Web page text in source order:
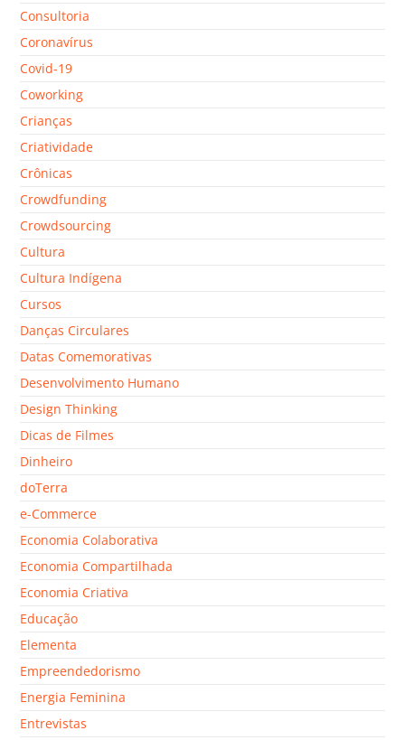
Consultoria
Coronavírus
Covid-19
Coworking
Crianças
Criatividade
Crônicas
Crowdfunding
Crowdsourcing
Cultura
Cultura Indígena
Cursos
Danças Circulares
Datas Comemorativas
Desenvolvimento Humano
Design Thinking
Dicas de Filmes
Dinheiro
doTerra
e-Commerce
Economia Colaborativa
Economia Compartilhada
Economia Criativa
Educação
Elementa
Empreendedorismo
Energia Feminina
Entrevistas